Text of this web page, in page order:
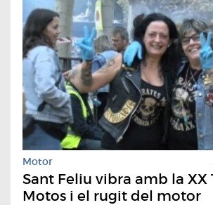
Motor
Sant Feliu vibra amb la XX
Motos i el rugit del motor